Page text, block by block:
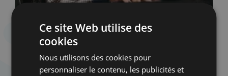
Ce site Web utilise des
cookies
Nous utilisons des cookies pour
personnaliser le contenu, les publicités et